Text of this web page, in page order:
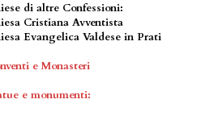
di altre Confessioni:
Cristiana Avventista
Evangelica Valdese in Prati
e Monasteri
e monumenti: